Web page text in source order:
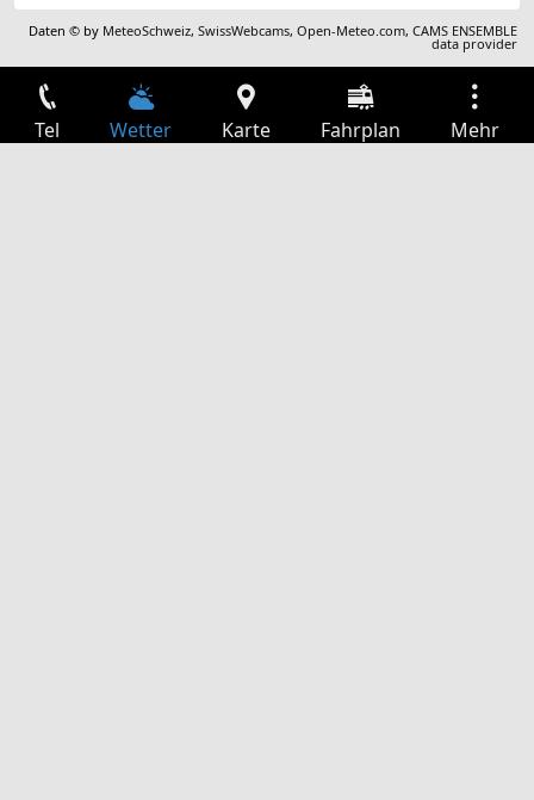
Daten © by MeteoSchweiz,SwissWebcams,Open-Meteo.com,CAMS ENSEMBLE
data provider
Tel Wetter Karte Fahrplan Mehr